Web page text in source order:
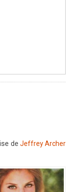
de Jeffrey Archer